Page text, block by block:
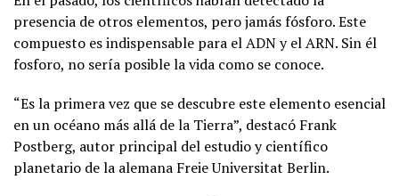
presencia de otros elementos, pero jamás fósforo. Este
compuesto es indispensable para el ADN y el ARN. Sin él
fosforo, no sería posible la vida como se conoce.
“Es la primera vez que se descubre este elemento esencial
en un océano más allá de la Tierra”, destacó Frank
Postberg, autor principal del estudio y científico
planetario de la alemana Freie Universitat Berlin.